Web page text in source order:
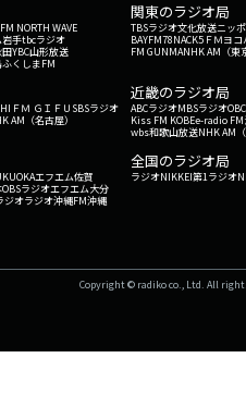
FM NORTH WAVE
手tbcラジオ
田YBC山形放送
ふくしまFM
関東のラジオ局
TBSラジオ文化放送ニッ
BAYFM78NACK5 ＦＭヨ
FM GUNMANHK AM（東
ＦＭ ＧＩＦＵ SBSラジオ
AM（名古屋）
近畿のラジオ局
ABCラジオMBSラジオ
Kiss FM KOBEe-radio FM
wbs和歌山放送NHK AM（
エフエム佐賀
OBSラジオエフエム大分
ジオラジオ沖縄FM沖縄
全国のラジオ局
ラジオNIKKEI第1ラジオ
Copyright © radiko co., Ltd. All